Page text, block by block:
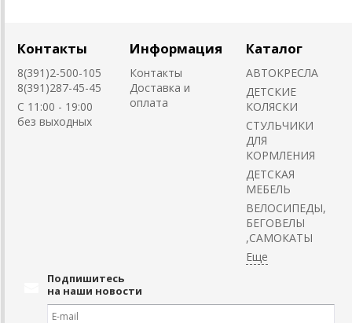
Контакты
8(391)2-500-105
8(391)287-45-45
C 11:00 - 19:00
без выходных
Информация
Контакты
Доставка и
оплата
Каталог
АВТОКРЕСЛА
ДЕТСКИЕ
КОЛЯСКИ
CТУЛЬЧИКИ
ДЛЯ
КОРМЛЕНИЯ
ДЕТСКАЯ
МЕБЕЛЬ
ВЕЛОСИПЕДЫ,
БЕГОВЕЛЫ
,САМОКАТЫ
Подпишитесь
на наши новости